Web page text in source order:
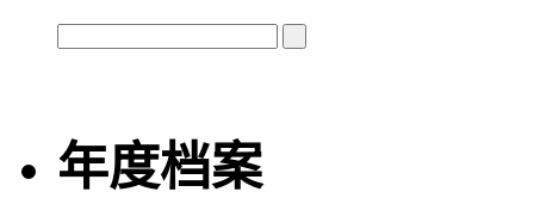
年度档案